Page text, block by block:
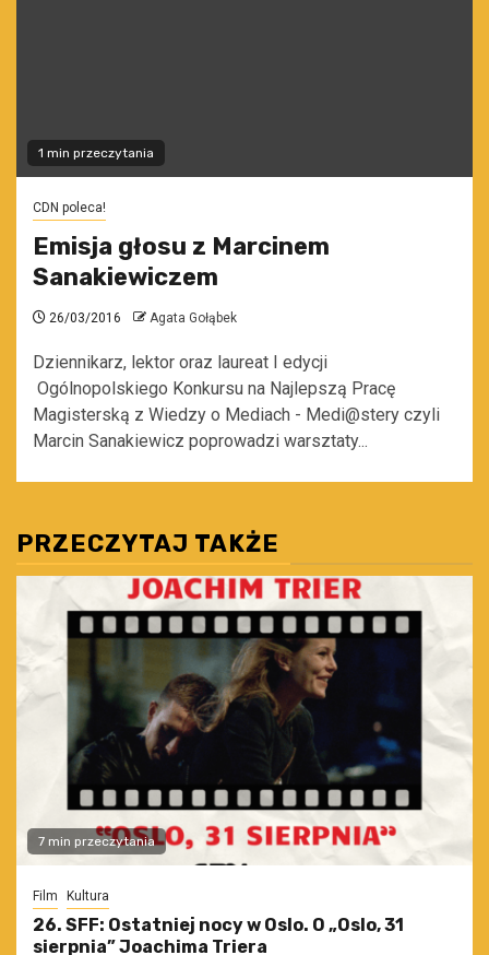
1 min przeczytania
CDN poleca!
Emisja głosu z Marcinem
Sanakiewiczem
26/03/2016 Agata Gołąbek
Dziennikarz, lektor oraz laureat I edycji
Ogólnopolskiego Konkursu na Najlepszą Pracę
Magisterską z Wiedzy o Mediach - Medi@stery czyli
Marcin Sanakiewicz poprowadzi warsztaty...
PRZECZYTAJ TAKŻE
7 min przeczytania
Film Kultura
26. SFF: Ostatniej nocy w Oslo. O „Oslo, 31
sierpnia” Joachima Triera